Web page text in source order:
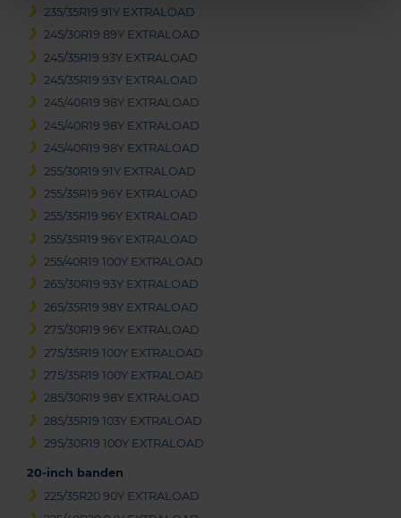
235/35R19 91Y EXTRALOAD
245/30R19 89Y EXTRALOAD
245/35R19 93Y EXTRALOAD
245/35R19 93Y EXTRALOAD
245/40R19 98Y EXTRALOAD
245/40R19 98Y EXTRALOAD
245/40R19 98Y EXTRALOAD
255/30R19 91Y EXTRALOAD
255/35R19 96Y EXTRALOAD
255/35R19 96Y EXTRALOAD
255/35R19 96Y EXTRALOAD
255/40R19 100Y EXTRALOAD
265/30R19 93Y EXTRALOAD
265/35R19 98Y EXTRALOAD
275/30R19 96Y EXTRALOAD
275/35R19 100Y EXTRALOAD
275/35R19 100Y EXTRALOAD
285/30R19 98Y EXTRALOAD
285/35R19 103Y EXTRALOAD
295/30R19 100Y EXTRALOAD
20-inch banden
225/35R20 90Y EXTRALOAD